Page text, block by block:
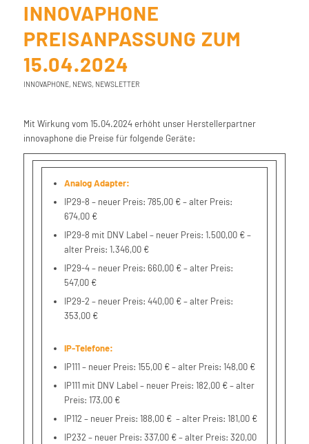
INNOVAPHONE
PREISANPASSUNG ZUM
15.04.2024
INNOVAPHONE, NEWS, NEWSLETTER
Mit Wirkung vom 15.04.2024 erhöht unser Herstellerpartner
innovaphone die Preise für folgende Geräte:
Analog Adapter:
IP29-8 – neuer Preis: 785,00 € – alter Preis:
674,00 €
IP29-8 mit DNV Label – neuer Preis: 1.500,00 € –
alter Preis: 1.346,00 €
IP29-4 – neuer Preis: 660,00 € – alter Preis:
547,00 €
IP29-2 – neuer Preis: 440,00 € – alter Preis:
353,00 €
IP-Telefone:
IP111 – neuer Preis: 155,00 € – alter Preis: 148,00 €
IP111 mit DNV Label – neuer Preis: 182,00 € – alter
Preis: 173,00 €
IP112 – neuer Preis: 188,00 € – alter Preis: 181,00 €
IP232 – neuer Preis: 337,00 € – alter Preis: 320,00